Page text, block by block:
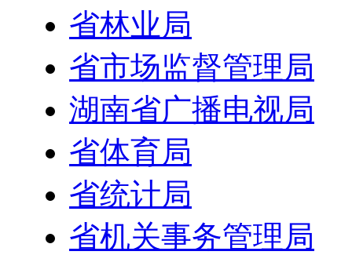
省林业局
省市场监督管理局
湖南省广播电视局
省体育局
省统计局
省机关事务管理局